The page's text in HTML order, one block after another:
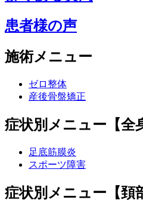
患者様の声
施術メニュー
ゼロ整体
産後骨盤矯正
症状別メニュー【全
足底筋膜炎
スポーツ障害
症状別メニュー【頚